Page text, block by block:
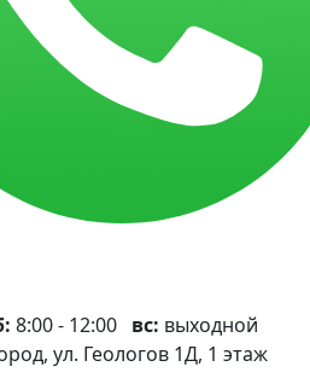
8:00 - 12:00 вс: выходной
ул. Геологов 1Д, 1 этаж